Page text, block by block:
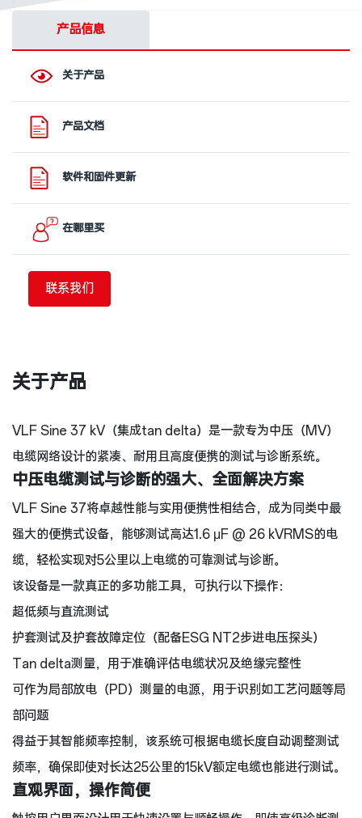
产品信息
关于产品
产品文档
软件和固件更新
在哪里买
联系我们
关于产品
VLF Sine 37 kV（集成tan delta）是一款专为中压（MV）
电缆网络设计的紧凑、耐用且高度便携的测试与诊断系统。
中压电缆测试与诊断的强大、全面解决方案
VLF Sine 37将卓越性能与实用便携性相结合，成为同类中最
强大的便携式设备，能够测试高达1.6 μF @ 26 kVRMS的电
缆，轻松实现对5公里以上电缆的可靠测试与诊断。
该设备是一款真正的多功能工具，可执行以下操作：
超低频与直流测试
护套测试及护套故障定位（配备ESG NT2步进电压探头）
Tan delta测量，用于准确评估电缆状况及绝缘完整性
可作为局部放电（PD）测量的电源，用于识别如工艺问题等局
部问题
得益于其智能频率控制，该系统可根据电缆长度自动调整测试
频率，确保即使对长达25公里的15kV额定电缆也能进行测试。
直观界面，操作简便